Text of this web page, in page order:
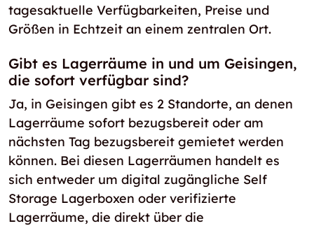
tagesaktuelle Verfügbarkeiten, Preise und
Größen in Echtzeit an einem zentralen Ort.
Gibt es Lagerräume in und um Geisingen,
die sofort verfügbar sind?
Ja, in Geisingen gibt es 2 Standorte, an denen
Lagerräume sofort bezugsbereit oder am
nächsten Tag bezugsbereit gemietet werden
können. Bei diesen Lagerräumen handelt es
sich entweder um digital zugängliche Self
Storage Lagerboxen oder verifizierte
Lagerräume, die direkt über die